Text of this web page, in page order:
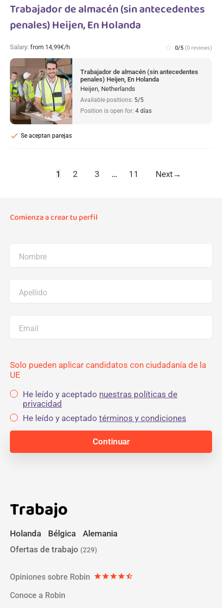
Trabajador de almacén (sin antecedentes
penales) Heijen, En Holanda
Salary: from 14,99€/h star_border 0/5 (0 reviews)
Trabajador de almacén (sin antecedentes
penales) Heijen, En Holanda
Heijen, Netherlands
Available positions: 5/5
Position is open for: 4 días
Se aceptan parejas
check
1 2 3 … 11 Next →
Comienza a crear tu perfil
Nombre
Apellido
Email
Solo pueden aplicar candidatos con ciudadanía de la
UE
He leído y aceptado nuestras políticas de
privacidad
He leído y aceptado términos y condiciones
Trabajo
Holanda Bélgica
Alemania
Ofertas de trabajo (229)
Opiniones sobre Robin starstarstarstarstar_half
Conoce a Robin